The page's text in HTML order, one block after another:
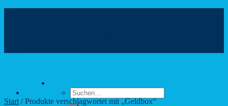
Suchen
nach:
Start /Produkte verschlagwortet mit „Geldbox“